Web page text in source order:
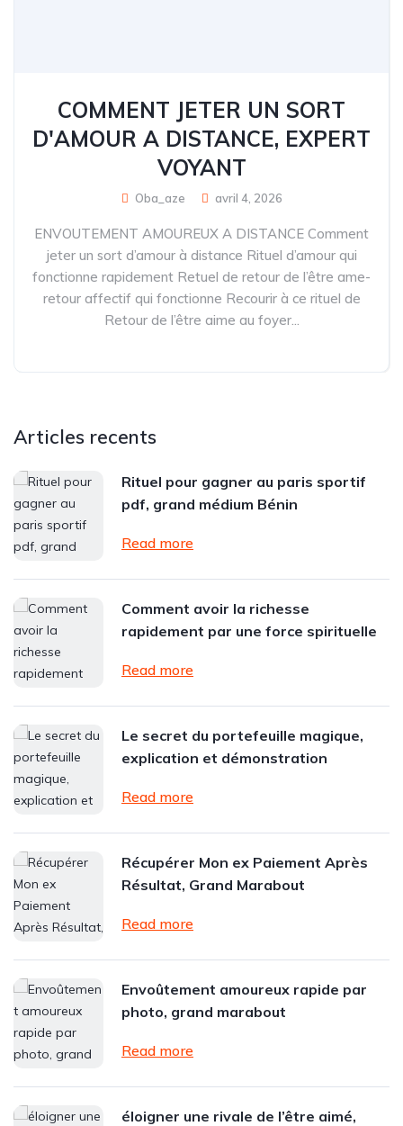
COMMENT JETER UN SORT
D'AMOUR A DISTANCE, EXPERT
VOYANT
Oba_aze avril 4, 2026
ENVOUTEMENT AMOUREUX A DISTANCE Comment
jeter un sort d’amour à distance Rituel d’amour qui
fonctionne rapidement Retuel de retour de l’être ame-
retour affectif qui fonctionne Recourir à ce rituel de
Retour de l’être aime au foyer...
Articles recents
Rituel pour gagner au paris sportif
pdf, grand médium Bénin
Read more
Comment avoir la richesse
rapidement par une force spirituelle
Read more
Le secret du portefeuille magique,
explication et démonstration
Read more
Récupérer Mon ex Paiement Après
Résultat, Grand Marabout
Read more
Envoûtement amoureux rapide par
photo, grand marabout
Read more
éloigner une rivale de l’être aimé,